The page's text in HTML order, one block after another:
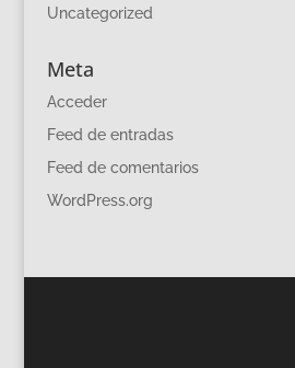
Uncategorized
Meta
Acceder
Feed de entradas
Feed de comentarios
WordPress.org